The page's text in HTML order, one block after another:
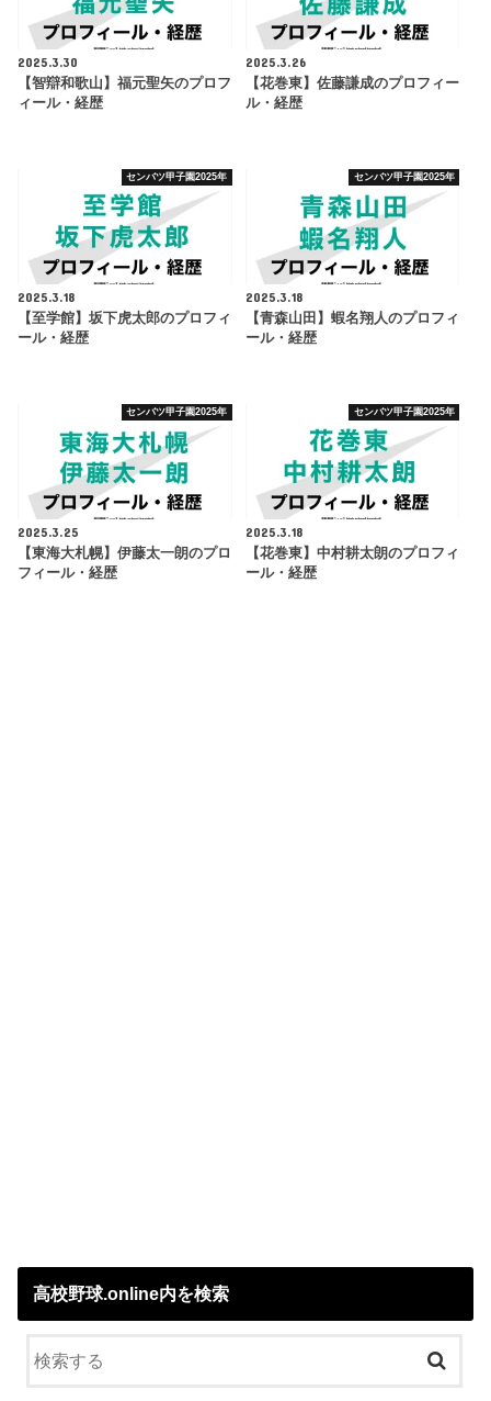
2025.3.30
【智辯和歌山】福元聖矢のプロフ
ィール・経歴
2025.3.26
【花巻東】佐藤謙成のプロフィー
ル・経歴
センバツ甲子園2025年
2025.3.18
【至学館】坂下虎太郎のプロフィ
ール・経歴
センバツ甲子園2025年
2025.3.18
【青森山田】蝦名翔人のプロフィ
ール・経歴
センバツ甲子園2025年
2025.3.25
【東海大札幌】伊藤太一朗のプロ
フィール・経歴
センバツ甲子園2025年
2025.3.18
【花巻東】中村耕太朗のプロフィ
ール・経歴
高校野球.online内を検索